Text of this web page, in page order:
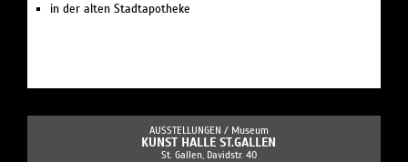
in der alten Stadtapotheke
AUSSTELLUNGEN / Museum
KUNST HALLE ST.GALLEN
St. Gallen, Davidstr. 40